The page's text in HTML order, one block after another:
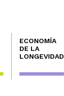
ECONOMÍA
DE LA
LONGEVIDAD